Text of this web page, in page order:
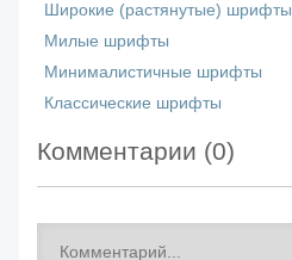
Широкие (растянутые) шрифты
Милые шрифты
Минималистичные шрифты
Классические шрифты
Комментарии (0)